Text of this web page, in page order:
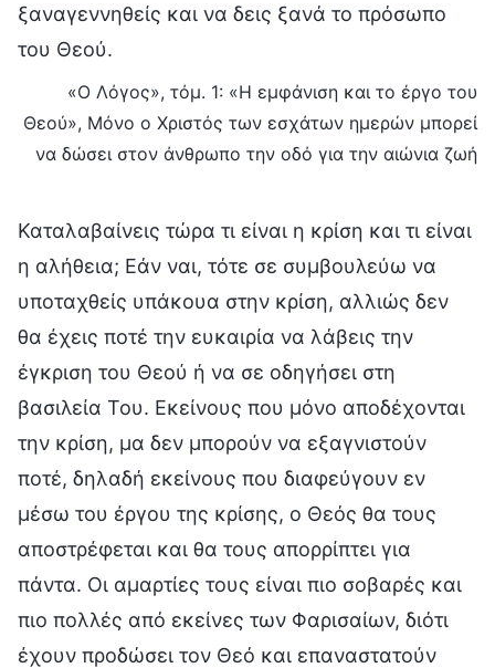
ξαναγεννηθείς και να δεις ξανά το πρόσωπο
του Θεού.
«Ο Λόγος», τόμ. 1: «Η εμφάνιση και το έργο του
Θεού», Μόνο ο Χριστός των εσχάτων ημερών μπορεί
να δώσει στον άνθρωπο την οδό για την αιώνια ζωή
Καταλαβαίνεις τώρα τι είναι η κρίση και τι είναι
η αλήθεια; Εάν ναι, τότε σε συμβουλεύω να
υποταχθείς υπάκουα στην κρίση, αλλιώς δεν
θα έχεις ποτέ την ευκαιρία να λάβεις την
έγκριση του Θεού ή να σε οδηγήσει στη
βασιλεία Του. Εκείνους που μόνο αποδέχονται
την κρίση, μα δεν μπορούν να εξαγνιστούν
ποτέ, δηλαδή εκείνους που διαφεύγουν εν
μέσω του έργου της κρίσης, ο Θεός θα τους
αποστρέφεται και θα τους απορρίπτει για
πάντα. Οι αμαρτίες τους είναι πιο σοβαρές και
πιο πολλές από εκείνες των Φαρισαίων, διότι
έχουν προδώσει τον Θεό και επαναστατούν